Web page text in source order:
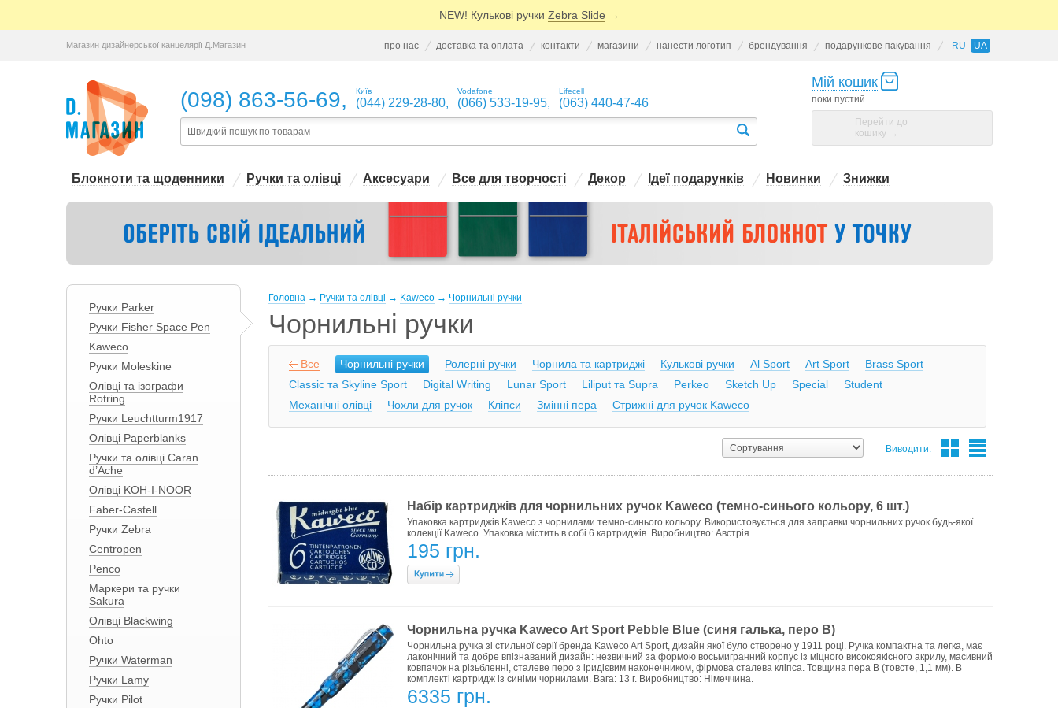
NEW! Кулькові ручки Zebra Slide →
Магазин дизайнерської канцелярії Д.Магазин про нас доставка та оплата контакти магазини нанести логотип брендування подарункове пакування RU UA
(098) 863-56-69, Київ
(044) 229-28-80,
Vodafone
(066) 533-19-95,
Lifecell
(063) 440-47-46
Мій кошик
поки пустий
Перейти до
кошику →
Блокноти та щоденники Ручки та олівці Аксесуари Все для творчості Декор Ідеї подарунків Новинки Знижки
Ручки Parker
Ручки Fisher Space Pen
Kaweco
Ручки Moleskine
Олівці та ізографи
Rotring
Ручки Leuchtturm1917
Олівці Paperblanks
Ручки та олівці Caran
d’Ache
Олівці KOH-I-NOOR
Faber-Castell
Ручки Zebra
Centropen
Penco
Маркери та ручки
Sakura
Олівці Blackwing
Ohto
Ручки Waterman
Ручки Lamy
Ручки Pilot
Головна → Ручки та олівці → Kaweco → Чорнильні ручки
Чорнильні ручки
Все Чорнильні ручки Ролерні ручки Чорнила та картриджі Кулькові ручки Al Sport Art Sport
Brass Sport
Classic та Skyline Sport
Digital Writing Lunar Sport Liliput та Supra Perkeo Sketch Up Special
Student
Механічні олівці
Чохли для ручок Кліпси Змінні пера Стрижні для ручок Kaweco
Виводити:
Набір картриджів для чорнильних ручок Kaweco (темно-синього кольору, 6 шт.)
Упаковка картриджів Kaweco з чорнилами темно-синього кольору. Використовується для заправки чорнильних ручок будь-якої
колекції Kaweco. Упаковка містить в собі 6 картриджів. Виробництво: Австрія.
195 грн.
Чорнильна ручка Kaweco Art Sport Pebble Blue (синя галька, перо B)
Чорнильна ручка зі стильної серії бренда Kaweco Art Sport, дизайн якої було створено у 1911 році. Ручка компактна та легка, має
лаконічний та добре впізнаваний дизайн: незвичний за формою восьмигранний корпус із міцного високоякісного акрилу, масивний
ковпачок на різьбленні, сталеве перо з іридієвим наконечником, фірмова сталева кліпса. Товщина пера B (товсте, 1,1 мм). В
комплекті картридж із синіми чорнилами. Вага: 13 г. Виробництво: Німеччина.
6335 грн.